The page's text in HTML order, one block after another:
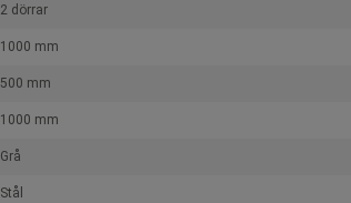
2 dörrar
1000 mm
500 mm
1000 mm
Grå
Stål